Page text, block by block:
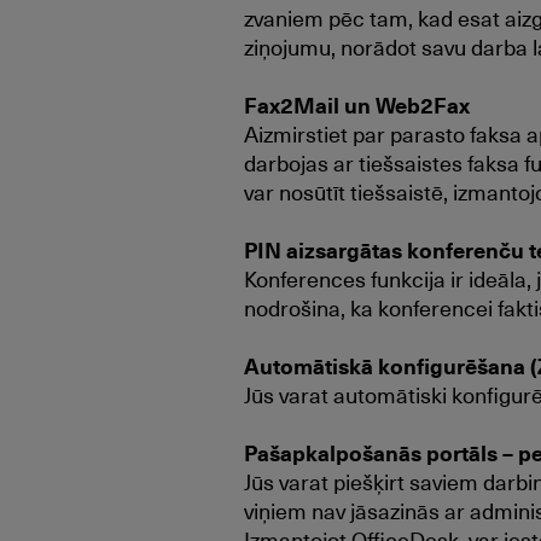
zvaniem pēc tam, kad esat
ziņojumu, norādot savu darba
Fax2Mail un Web2Fax
Aizmirstiet par parasto faksa
darbojas ar tiešsaistes faksa
var nosūtīt tiešsaistē,
PIN aizsargātas konferenču
Konferences funkcija ir
nodrošina, ka konferencei
Automātiskā konfigurēšana
Jūs varat automātiski
Pašapkalpošanās portāls –
Jūs varat piešķirt saviem
viņiem nav jāsazinās ar